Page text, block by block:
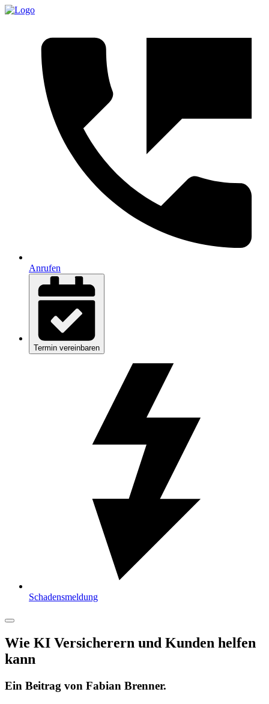
Anrufen
Termin vereinbaren
Schadensmeldung
Wie KI Versicherern und Kunden helfen
kann
Ein Beitrag von Fabian Brenner.